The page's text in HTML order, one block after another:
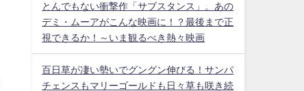
とんでもない衝撃作「サブスタンス」。あの
デミ・ムーアがこんな映画に！？最後まで正
視できるか！～いま観るべき熱々映画
百日草が凄い勢いでグングン伸びる！サンパ
チェンスもマリーゴールドも日々草も咲き続